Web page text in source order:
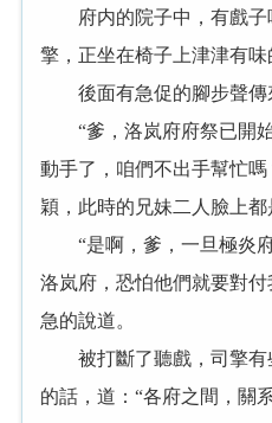
府内的院子中，有戲子
擎，正坐在椅子上津津有味
後面有急促的腳步聲傳
“爹，洛岚府府祭已開始
動手了，咱們不出手幫忙
穎，此時的兄妹二人臉上都
“是啊，爹，一旦極炎府
洛岚府，恐怕他們就要對
急的說道。
被打斷了聽戲，司擎有
的話，道：“各府之間，關